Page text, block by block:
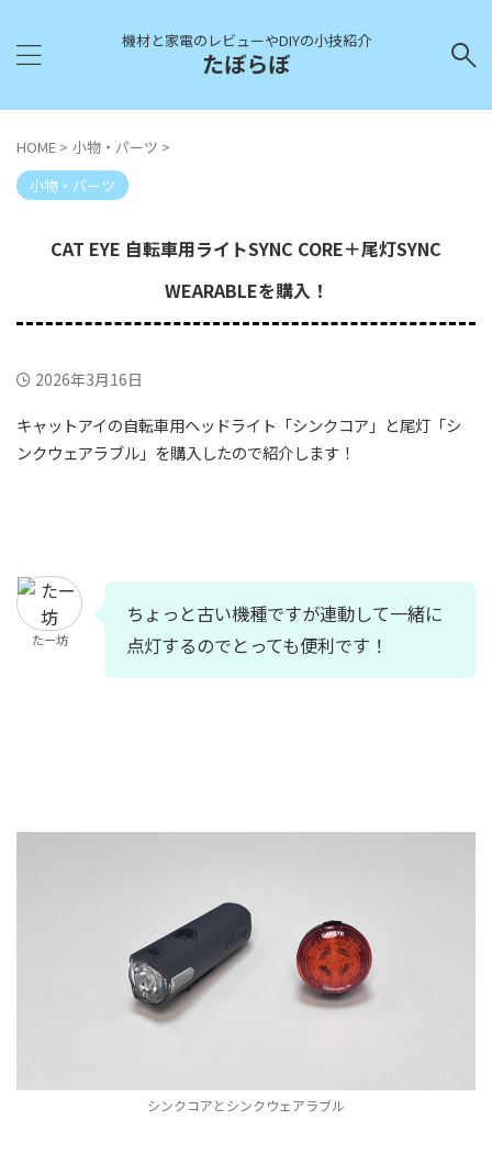
機材と家電のレビューやDIYの小技紹介
たぼらぼ
HOME > 小物・パーツ >
小物・パーツ
CAT EYE 自転車用ライトSYNC CORE＋尾灯SYNC
WEARABLEを購入！
2026年3月16日
キャットアイの自転車用ヘッドライト「シンクコア」と尾灯「シ
ンクウェアラブル」を購入したので紹介します！
たー坊
ちょっと古い機種ですが連動して一緒に
点灯するのでとっても便利です！
シンクコアとシンクウェアラブル